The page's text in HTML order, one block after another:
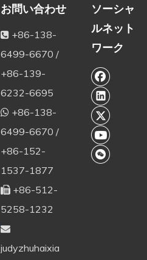
お問い合わせ
+86-138-
6499-6670 /
+86-139-
6232-6695
 +86-138-
6499-6670 /
+86-152-
1537-1877
+86-512-
5258-1232

judyzhuhaixia
ソーシャ
ルネット
ワーク